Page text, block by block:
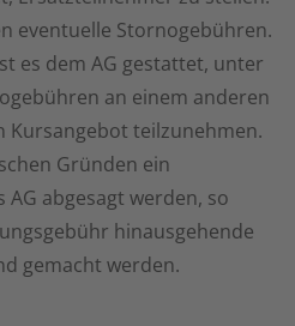
eventuelle Stornogebühren.
es dem AG gestattet, unter
an einem anderen
teilzunehmen.
Gründen ein
abgesagt werden, so
hinausgehende
gemacht werden.